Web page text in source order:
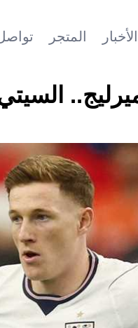
الأخبار المتجر